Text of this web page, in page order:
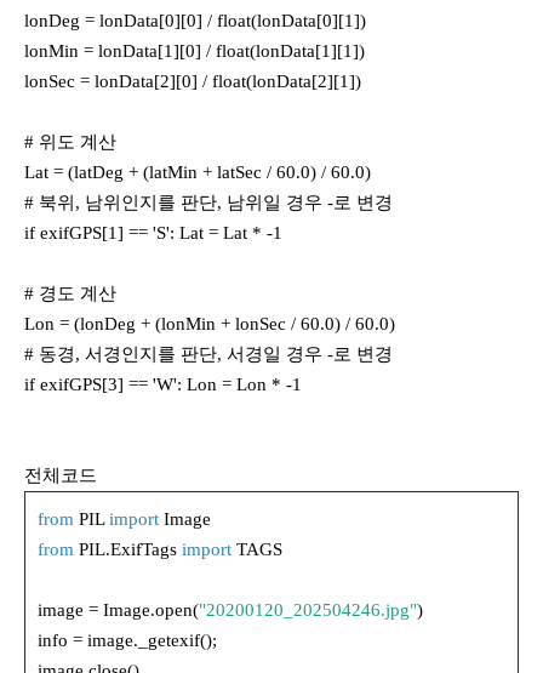
lonDeg = lonData[0][0] / float(lonData[0][1])
lonMin = lonData[1][0] / float(lonData[1][1])
lonSec = lonData[2][0] / float(lonData[2][1])
# 위도 계산
Lat = (latDeg + (latMin + latSec / 60.0) / 60.0)
# 북위, 남위인지를 판단, 남위일 경우 -로 변경
if exifGPS[1] == 'S': Lat = Lat * -1
# 경도 계산
Lon = (lonDeg + (lonMin + lonSec / 60.0) / 60.0)
# 동경, 서경인지를 판단, 서경일 경우 -로 변경
if exifGPS[3] == 'W': Lon = Lon * -1
전체코드
from PILimport Image
from PIL.ExifTags import TAGS
image = Image.open("20200120_202504246.jpg")
info = image._getexif();